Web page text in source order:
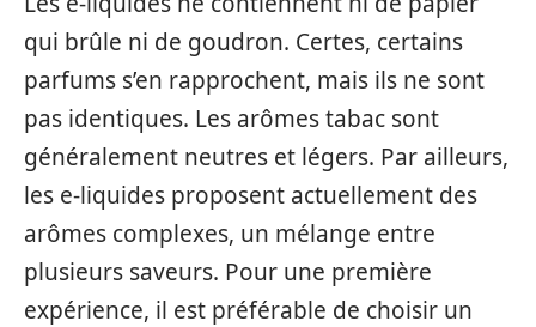
qui brûle ni de goudron. Certes, certains
parfums s’en rapprochent, mais ils ne sont
pas identiques. Les arômes tabac sont
généralement neutres et légers. Par ailleurs,
les e-liquides proposent actuellement des
arômes complexes, un mélange entre
plusieurs saveurs. Pour une première
expérience, il est préférable de choisir un